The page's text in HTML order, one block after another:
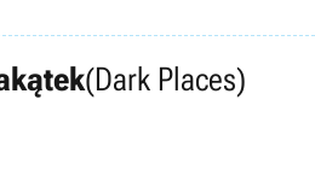
(Dark Places)